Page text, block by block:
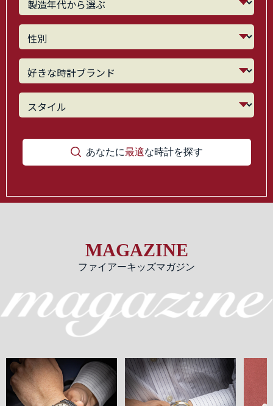
あなたに最適な時計を探す
MAGAZINE
ファイアーキッズマガジン